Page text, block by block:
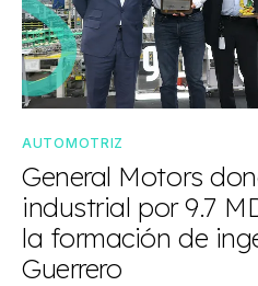
AUTOMOTRIZ
General Motors
industrial por 9.7
la formación de
Guerrero